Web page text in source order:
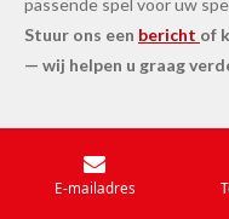
passende spel voor uw
Stuur ons een bericht of
— wij helpen u graag
E-mailadres